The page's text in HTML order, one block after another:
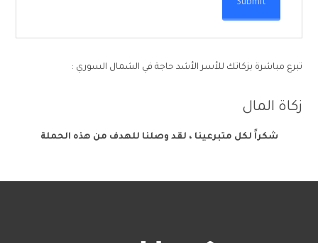
Submit
تبرع مباشرة بزكاتك للأسر الأشد حاجة في الشمال السوري :
زكاة المال
شكراً لكل متبرعينا ، لقد وصلنا للهدف من هذه الحملة